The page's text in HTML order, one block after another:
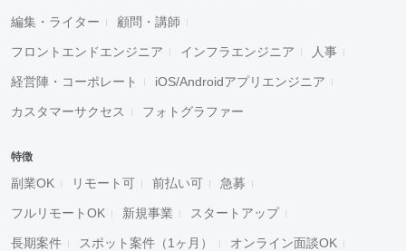
編集・ライター 顧問・講師
フロントエンドエンジニア インフラエンジニア 人事
経営陣・コーポレート iOS/Androidアプリエンジニア
カスタマーサクセス フォトグラファー
特徴
副業OK リモート可 前払い可 急募
フルリモートOK 新規事業 スタートアップ
長期案件 スポット案件（1ヶ月） オンライン面談OK